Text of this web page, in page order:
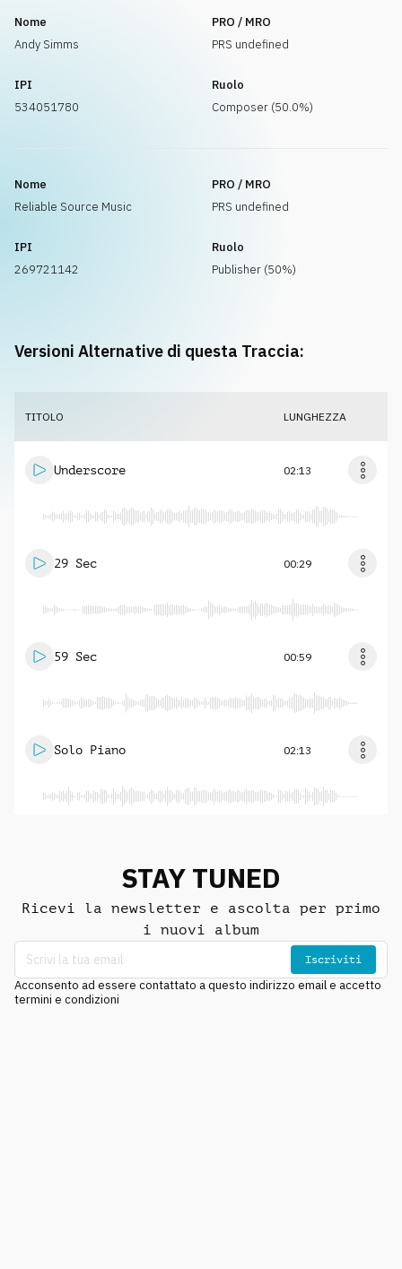
Nome
Andy Simms
PRO / MRO
PRS undefined
IPI
534051780
Ruolo
Composer (50.0%)
Nome
Reliable Source Music
PRO / MRO
PRS undefined
IPI
269721142
Ruolo
Publisher (50%)
Versioni Alternative di questa Traccia:
TITOLO LUNGHEZZA
Underscore 02:13
29 Sec 00:29
59 Sec 00:59
Solo Piano 02:13
STAY TUNED
Ricevi la newsletter e ascolta per primo
i nuovi album
Iscriviti
Acconsento ad essere contattato a questo indirizzo email e accetto
termini e condizioni